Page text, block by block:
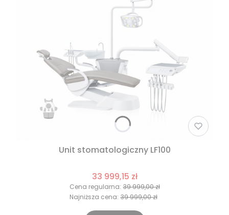
Unit stomatologiczny LF100
33 999,15 zł
Cena regularna: 39 999,00 zł
Najniższa cena: 39 999,00 zł